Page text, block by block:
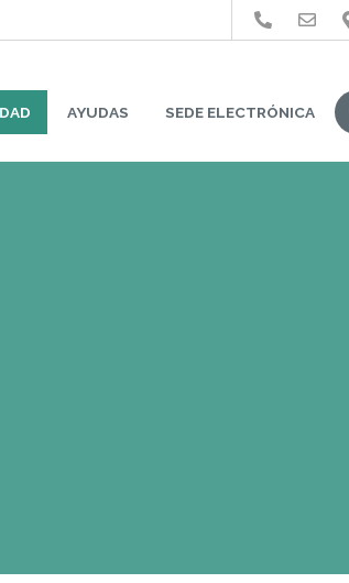
AYUDAS SEDE ELECTRÓNICA
Buscar